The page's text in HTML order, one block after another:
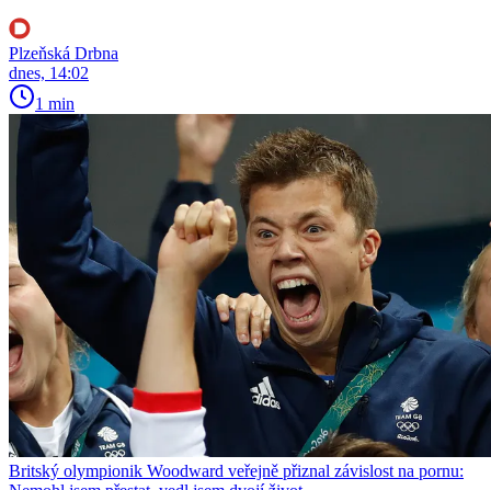
Plzeňská Drbna
dnes, 14:02
1 min
Britský olympionik Woodward veřejně přiznal závislost na pornu: